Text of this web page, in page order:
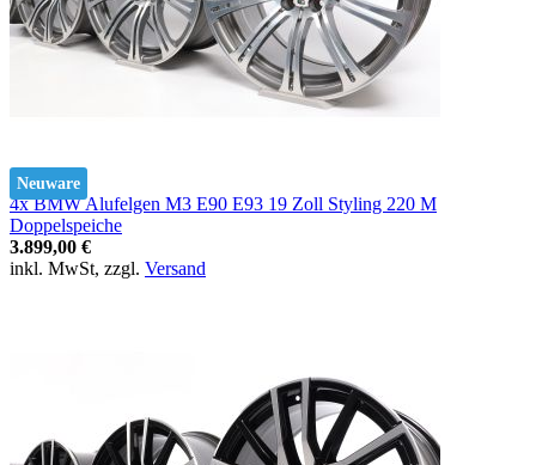
Neuware
4x BMW Alufelgen M3 E90 E93 19 Zoll Styling 220 M
Doppelspeiche
3.899,00 €
inkl. MwSt, zzgl. Versand